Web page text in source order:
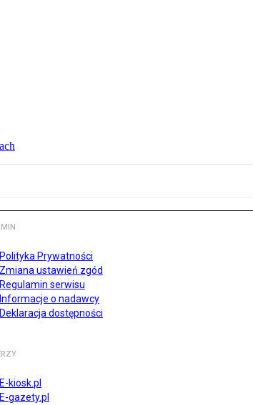
Polityka Prywatności
Zmiana ustawień zgód
Regulamin serwisu
Informacje o nadawcy
Deklaracja dostępności
E-kiosk.pl
E-gazety.pl